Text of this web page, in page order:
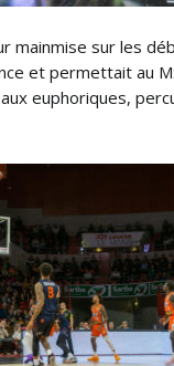
mainmise sur les
et permettait au
euphoriques,